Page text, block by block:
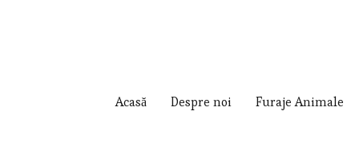
Acasă Despre noi Furaje Animale